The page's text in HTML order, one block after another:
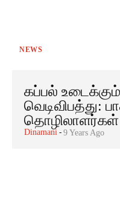
NEWS
கப்பல்
வெடிவிபத்து:
தொழிலாளர்கள்
Dinamani - 9 Years Ago